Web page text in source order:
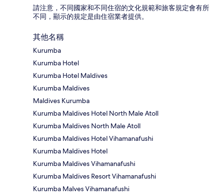
請注意，不同國家和不同住宿的文化規範和旅客規定會有所
不同，顯示的規定是由住宿業者提供。
其他名稱
Kurumba
Kurumba Hotel
Kurumba Hotel Maldives
Kurumba Maldives
Maldives Kurumba
Kurumba Maldives Hotel North Male Atoll
Kurumba Maldives North Male Atoll
Kurumba Maldives Hotel Vihamanafushi
Kurumba Maldives Hotel
Kurumba Maldives Vihamanafushi
Kurumba Maldives Resort Vihamanafushi
Kurumba Malves Vihamanafushi